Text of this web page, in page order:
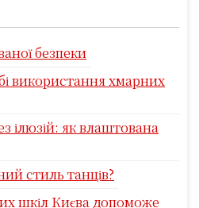
безпеки
використання хмарних
ілюзій: як влаштована
стиль танців?
шкіл Києва допоможе